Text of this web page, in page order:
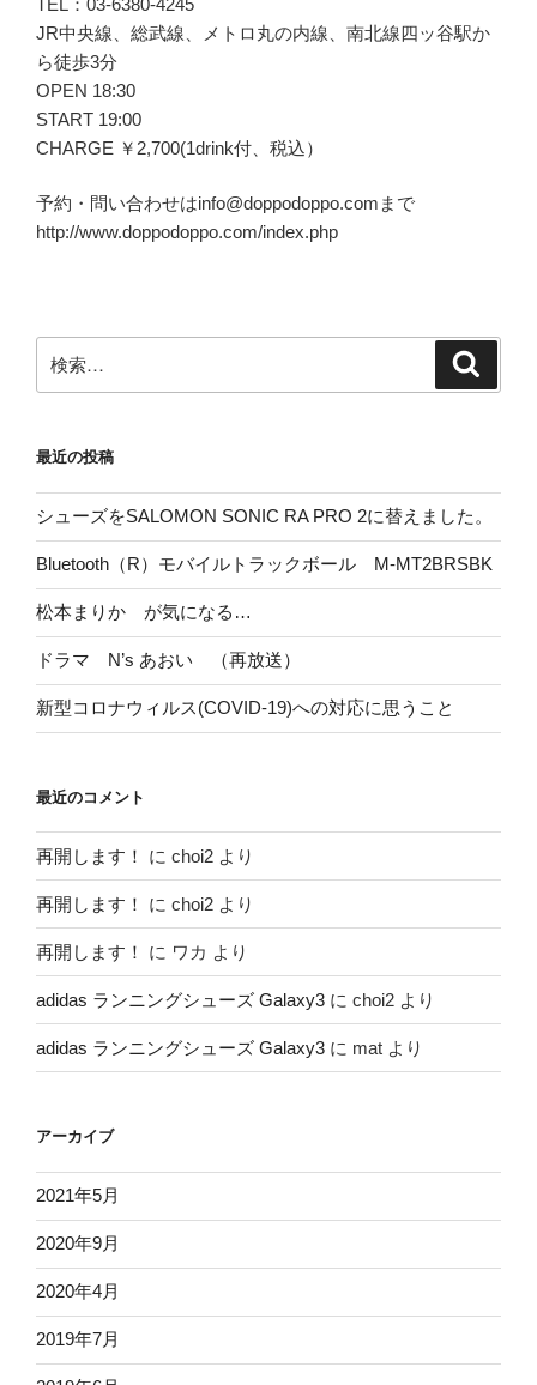
JR中央線、総武線、メトロ丸の内線、南北線四ッ谷駅か
ら徒歩3分
OPEN 18:30
START 19:00
CHARGE ￥2,700(1drink付、税込）
予約・問い合わせはinfo@doppodoppo.comまで
http://www.doppodoppo.com/index.php
索:
最近の投稿
シューズをSALOMON SONIC RA PRO 2に替えました。
Bluetooth（R）モバイルトラックボール M-MT2BRSBK
松本まりか が気になる…
ドラマ N’s あおい （再放送）
新型コロナウィルス(COVID-19)への対応に思うこと
最近のコメント
再開します！ に choi2 より
再開します！ に choi2 より
再開します！ に ワカ より
adidas ランニングシューズ Galaxy3 に choi2 より
adidas ランニングシューズ Galaxy3 に mat より
アーカイブ
2021年5月
2020年9月
2020年4月
2019年7月